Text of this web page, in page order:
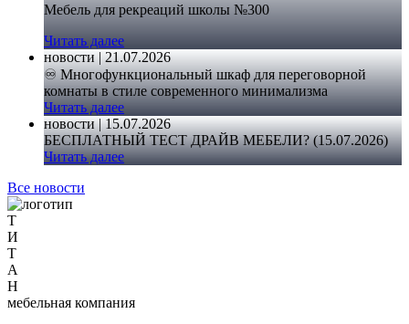
Мебель для рекреаций школы №300
Читать далее
новости | 21.07.2026
♾️ Многофункциональный шкаф для переговорной
комнаты в стиле современного минимализма
Читать далее
новости | 15.07.2026
БЕСПЛАТНЫЙ ТЕСТ ДРАЙВ МЕБЕЛИ? (15.07.2026)
Читать далее
Все новости
Т
И
Т
А
Н
мебельная компания